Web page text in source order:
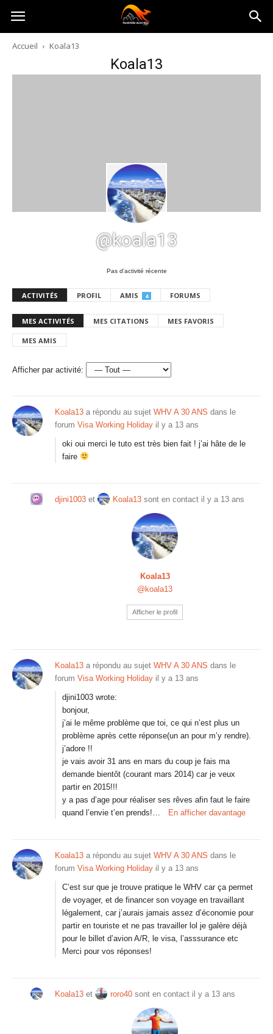
Australia-
australie.com
Accueil Koala13
Koala13
@koala13
Pas d’activité récente
ACTIVITÉS PROFIL AMIS 4 FORUMS
MES ACTIVITÉS MES CITATIONS MES FAVORIS
MES AMIS
Afficher par activité:
Koala13 a répondu au sujet WHV A 30 ANS dans le
forum Visa Working Holiday il y a 13 ans
oki oui merci le tuto est très bien fait ! j’ai hâte de le
faire
djini1003 et Koala13 sont en contact il y a 13 ans
Koala13
@koala13
Afficher le profil
Koala13 a répondu au sujet WHV A 30 ANS dans le
forum Visa Working Holiday il y a 13 ans
djini1003 wrote:
bonjour,
j’ai le même problème que toi, ce qui n’est plus un
problème après cette réponse(un an pour m’y rendre).
j’adore !!
je vais avoir 31 ans en mars du coup je fais ma
demande bientôt (courant mars 2014) car je veux
partir en 2015!!!
y a pas d’age pour réaliser ses rêves afin faut le faire
quand l’envie t’en prends!…
En afficher davantage
Koala13 a répondu au sujet WHV A 30 ANS dans le
forum Visa Working Holiday il y a 13 ans
C’est sur que je trouve pratique le WHV car ça permet
de voyager, et de financer son voyage en travaillant
légalement, car j’aurais jamais assez d’économie pour
partir en touriste et ne pas travailler lol je galère déjà
pour le billet d’avion A/R, le visa, l’asssurance etc
Merci pour vos réponses!
Koala13 et roro40 sont en contact il y a 13 ans